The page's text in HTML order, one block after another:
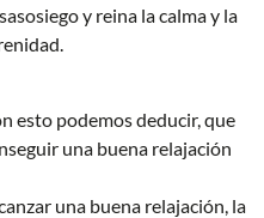
y reina la calma y la
esto podemos deducir, que
una buena relajación
una buena relajación, la